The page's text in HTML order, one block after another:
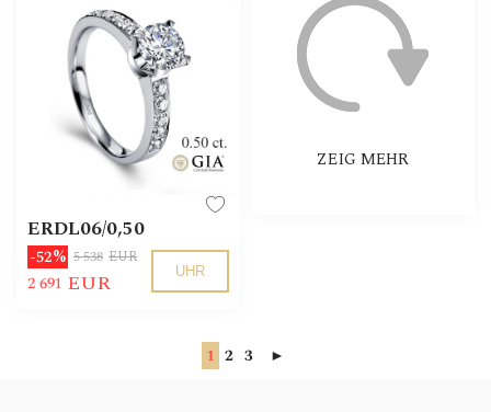
ERDL06/0,50
-52% 5 538 EUR
2 691 EUR UHR
ZEIG MEHR
1 2 3 ►